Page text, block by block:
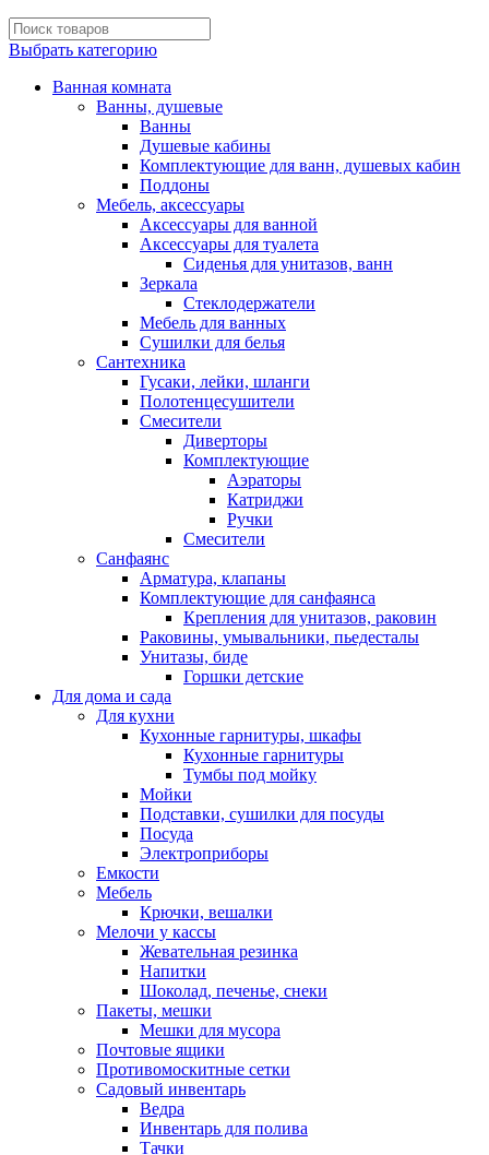
Выбрать категорию
Ванная комната
Ванны, душевые
Ванны
Душевые кабины
Комплектующие для ванн, душевых кабин
Поддоны
Мебель, аксессуары
Аксессуары для ванной
Аксессуары для туалета
Сиденья для унитазов, ванн
Зеркала
Стеклодержатели
Мебель для ванных
Сушилки для белья
Сантехника
Гусаки, лейки, шланги
Полотенцесушители
Смесители
Диверторы
Комплектующие
Аэраторы
Катриджи
Ручки
Смесители
Санфаянс
Арматура, клапаны
Комплектующие для санфаянса
Крепления для унитазов, раковин
Раковины, умывальники, пьедесталы
Унитазы, биде
Горшки детские
Для дома и сада
Для кухни
Кухонные гарнитуры, шкафы
Кухонные гарнитуры
Тумбы под мойку
Мойки
Подставки, сушилки для посуды
Посуда
Электроприборы
Емкости
Мебель
Крючки, вешалки
Мелочи у кассы
Жевательная резинка
Напитки
Шоколад, печенье, снеки
Пакеты, мешки
Мешки для мусора
Почтовые ящики
Противомоскитные сетки
Садовый инвентарь
Ведра
Инвентарь для полива
Тачки